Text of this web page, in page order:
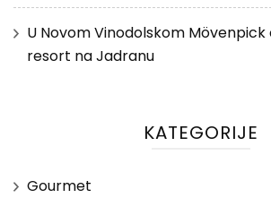
U Novom Vinodolskom
resort na Jadranu
KATEGORIJE
Gourmet